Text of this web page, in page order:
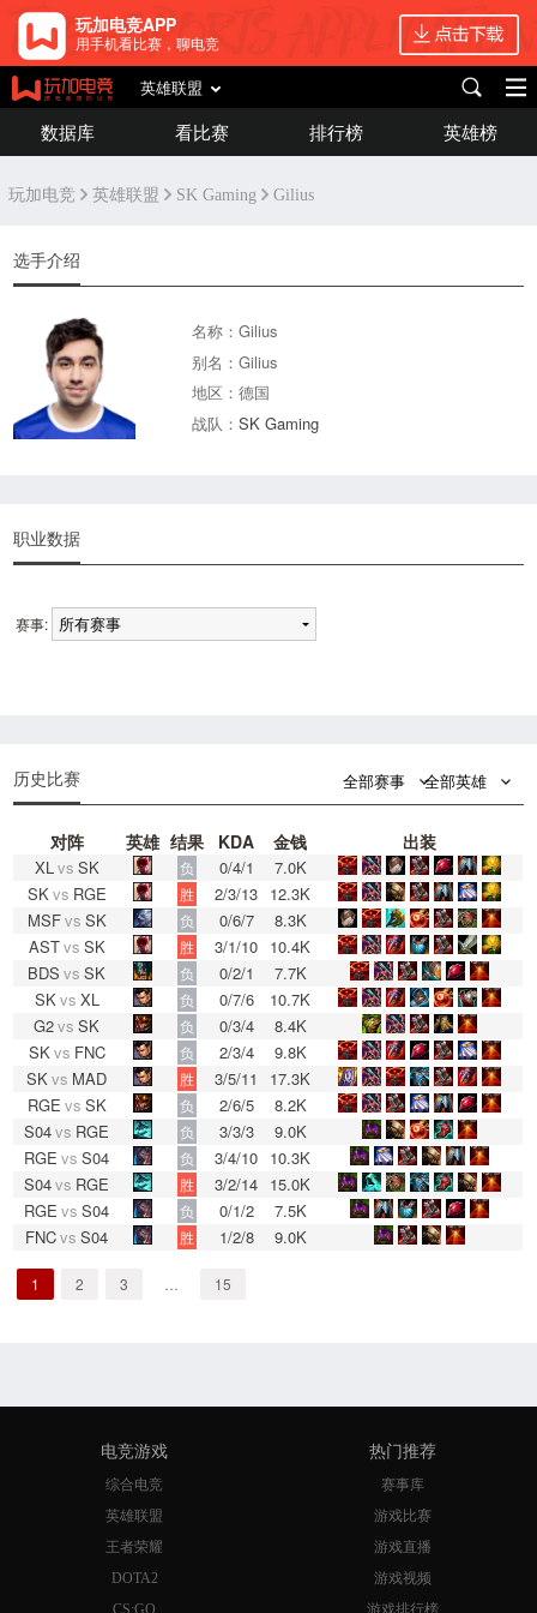
玩加电竞APP
用手机看比赛，聊电竞
英雄联盟
数据库 看比赛 排行榜 英雄榜
玩加电竞 英雄联盟 SK Gaming Gilius
选手介绍
名称：Gilius
别名：Gilius
地区：德国
战队：SK Gaming
职业数据
赛事:
历史比赛 全部赛事 全部英雄
对阵 英雄 结果 KDA 金钱 出装
XLvs SK 负 0/4/1
7.0K
SKvs RGE 胜 2/3/13 12.3K
MSFvs SK 负 0/6/7
8.3K
ASTvs SK 胜 3/1/10 10.4K
BDS vs SK 负 0/2/1
7.7K
SKvs XL 负 0/7/6
10.7K
G2vs SK 负 0/3/4
8.4K
SKvs FNC 负 2/3/4
9.8K
SKvs MAD 胜 3/5/11
17.3K
RGE vs SK 负 2/6/5
8.2K
S04vs RGE 负 3/3/3
9.0K
RGE vs S04 负 3/4/10 10.3K
S04vs RGE 胜 3/2/14 15.0K
RGE vs S04 负 0/1/2
7.5K
FNCvs S04 胜 1/2/8 9.0K
1 2 3 15
电竞游戏
综合电竞
英雄联盟
王者荣耀
DOTA2
CS:GO
热门推荐
赛事库
游戏比赛
游戏直播
游戏视频
游戏排行榜